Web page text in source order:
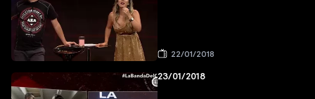
22/01/2018
23/01/2018